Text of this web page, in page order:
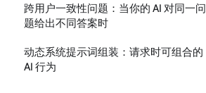
跨用户一致性问题：当你的 AI 对同一问
题给出不同答案时
动态系统提示词组装：请求时可组合的
AI 行为